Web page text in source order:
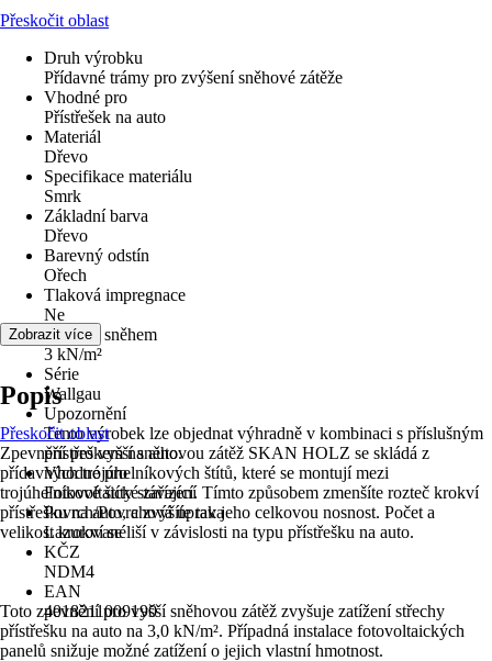
Přeskočit oblast
Druh výrobku
Přídavné trámy pro zvýšení sněhové zátěže
Vhodné pro
Přístřešek na auto
Materiál
Dřevo
Specifikace materiálu
Smrk
Základní barva
Dřevo
Barevný odstín
Ořech
Tlaková impregnace
Ne
Zatížení sněhem
3 kN/m²
Série
Wallgau
Upozornění
Tento výrobek lze objednat výhradně v kombinaci s příslušným
přístřeškem na auto.
Vhodné pro
Fotovoltaické zařízení
Povrch/Povrchová úprava
Lazurované
KČZ
NDM4
EAN
4018211009190
Zobrazit více
Popis
Přeskočit oblast
Zpevnění pro vyšší sněhovou zátěž SKAN HOLZ se skládá z
přídavných trojúhelníkových štítů, které se montují mezi
trojúhelníkové štíty stávající. Tímto způsobem zmenšíte rozteč krokví
přístřešku na auto, a zvýšíte tak jeho celkovou nosnost. Počet a
velikost krokví se liší v závislosti na typu přístřešku na auto.
Toto zpevnění pro vyšší sněhovou zátěž zvyšuje zatížení střechy
přístřešku na auto na 3,0 kN/m². Případná instalace fotovoltaických
panelů snižuje možné zatížení o jejich vlastní hmotnost.